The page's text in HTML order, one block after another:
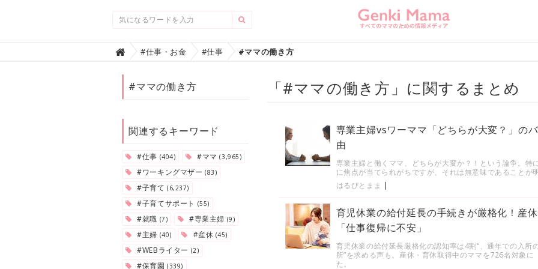
Home#仕事・お金 #仕事 #ママの働き方
#ママの働き方
関連するキーワード
#仕事 (404) #ママ(3,965)
#ワーキングマザー(83)
#子育て(6,237)
#子育てサポート (55)
#就職 (7) #専業主婦 (9)
#主婦 (40) #産休 (45)
#WEBライター (2)
#保育園(339)
「#ママの働き方」に関するまとめ
専業主婦vsワーママ「どちらが大変？」の
由
専業主婦と働くママ、どちらが大変か？！という論争。特
に焦点が当てられがちですが、それは無意味であることが
はるぴとまま |
育児休業の給付延長の手続きが厳格化！産
「仕事復帰に不安」
育児休業の給付延長厳格化の認知率は4割“、通年での入所
所”を求める声も。産休・育休取得中のママを726名対象
た。